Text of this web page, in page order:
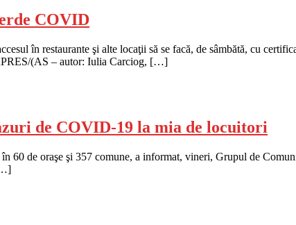
COVID
în restaurante şi alte locaţii să se facă, de sâmbătă, cu
(AS – autor: Iulia Carciog, […]
de COVID-19 la mia de locuitori
de oraşe şi 357 comune, a informat, vineri, Grupul de